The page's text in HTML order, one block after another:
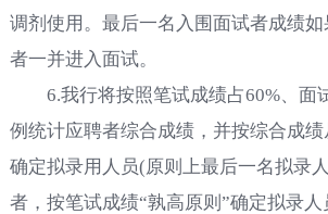
调剂使用。最后一名入围面试者成绩如
者一并进入面试。
6.我行将按照笔试成绩占60%、面
例统计应聘者综合成绩，并按综合成
确定拟录用人员(原则上最后一名拟录
者，按笔试成绩“孰高原则”确定拟录